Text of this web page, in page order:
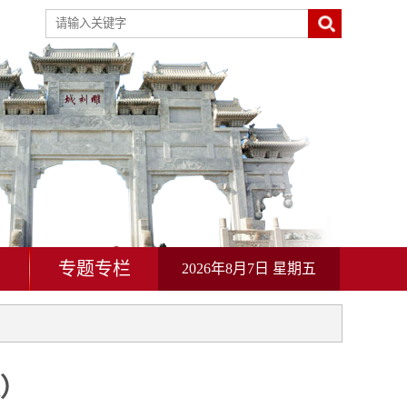
专题专栏 2026年8月7日 星期五